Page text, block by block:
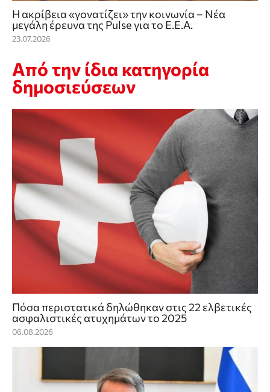
Η ακρίβεια «γονατίζει» την κοινωνία – Νέα
μεγάλη έρευνα της Pulse για το Ε.Ε.Α.
23.07.2026
Από την ίδια κατηγορία
δημοσιεύσεων
Πόσα περιστατικά δηλώθηκαν στις 22 ελβετικές
ασφαλιστικές ατυχημάτων το 2025
06.08.2026